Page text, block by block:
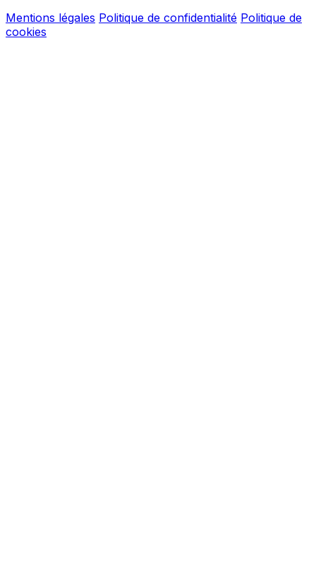
Mentions légales Politique de confidentialité Politique de
cookies